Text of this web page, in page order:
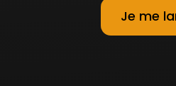
11. Nourrir son estime
Je me